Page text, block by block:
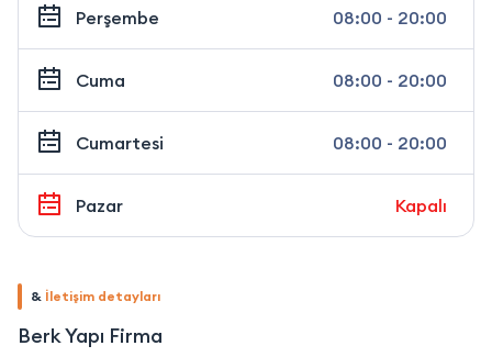
Perşembe 08:00 - 20:00
Cuma 08:00 - 20:00
Cumartesi 08:00 - 20:00
Pazar Kapalı
& İletişim detayları
Berk Yapı Firma